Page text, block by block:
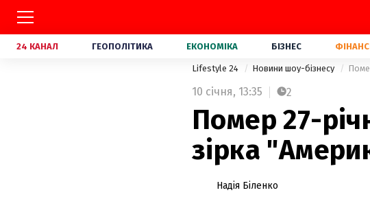
24 КАНАЛ ГЕОПОЛІТИКА ЕКОНОМІКА БІЗНЕС
Lifestyle 24 Новини шоу-бізнесу
10 січня, 13:35 2
Помер 27-
зірка
Надія Біленко